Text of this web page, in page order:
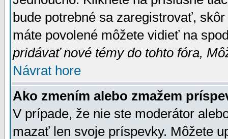
bude potrebné sa zaregistrovať,
máte povolené môžete vidieť na
pridávať nové témy do tohto fóra,
Návrat hore
Ako zmením alebo zmažem
V prípade, že nie ste moderátor
mazať len svoje príspevky. Môžete